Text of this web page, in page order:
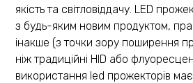
якість та світловіддачу. LED
з будь-яким новим продуктом,
інакше (з точки зору поширення
ніж традиційні HID або
використання led прожекторів